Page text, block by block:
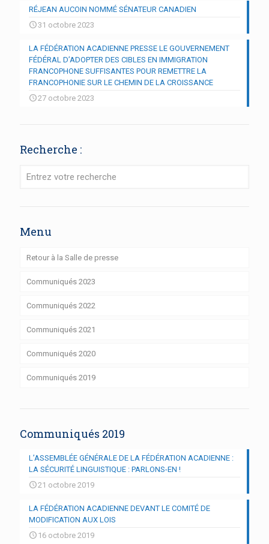
RÉJEAN AUCOIN NOMMÉ SÉNATEUR CANADIEN
31 octobre 2023
LA FÉDÉRATION ACADIENNE PRESSE LE GOUVERNEMENT
FÉDÉRAL D’ADOPTER DES CIBLES EN IMMIGRATION
FRANCOPHONE SUFFISANTES POUR REMETTRE LA
FRANCOPHONIE SUR LE CHEMIN DE LA CROISSANCE
27 octobre 2023
Recherche :
Menu
Retour à la Salle de presse
Communiqués 2023
Communiqués 2022
Communiqués 2021
Communiqués 2020
Communiqués 2019
Communiqués 2019
L’ASSEMBLÉE GÉNÉRALE DE LA FÉDÉRATION ACADIENNE :
LA SÉCURITÉ LINGUISTIQUE : PARLONS-EN !
21 octobre 2019
LA FÉDÉRATION ACADIENNE DEVANT LE COMITÉ DE
MODIFICATION AUX LOIS
16 octobre 2019